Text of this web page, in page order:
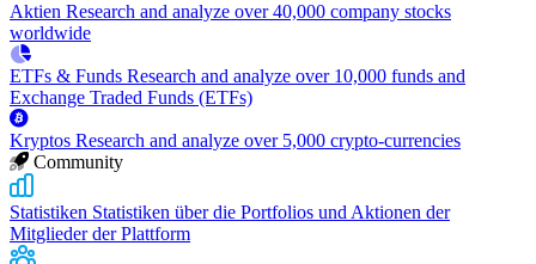
Aktien Research and analyze over 40,000 company stocks
worldwide
ETFs & Funds Research and analyze over 10,000 funds and
Exchange Traded Funds (ETFs)
Kryptos Research and analyze over 5,000 crypto-currencies
Community
Statistiken Statistiken über die Portfolios und Aktionen der
Mitglieder der Plattform